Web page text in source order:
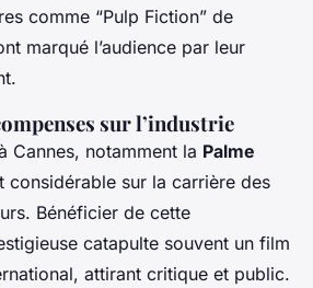
comme “Pulp Fiction” de
marqué l’audience par leur
sur l’industrie
Cannes, notamment la Palme
considérable sur la carrière des
Bénéficier de cette
catapulte souvent un film
attirant critique et public.